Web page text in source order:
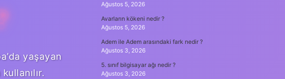
yaşayan
Ağustos 5, 2026
Avarların kökeni nedir ?
Ağustos 5, 2026
Adem ile Adem arasındaki fark nedir ?
Ağustos 3, 2026
5. sınıf bilgisayar ağı nedir ?
Ağustos 3, 2026